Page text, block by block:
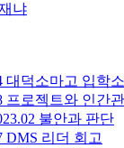
냐
대덕소마고 입학
프로젝트와 인간관
불안과 판단
DMS 리더 회고